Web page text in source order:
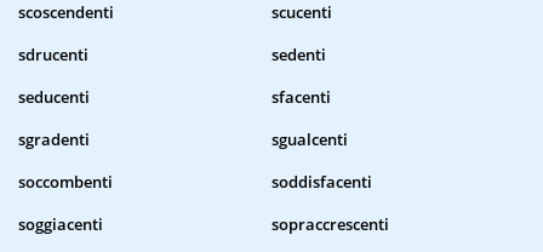
scoscendenti
scucenti
sdrucenti
sedenti
seducenti
sfacenti
sgradenti
sgualcenti
soccombenti
soddisfacenti
soggiacenti
sopraccrescenti